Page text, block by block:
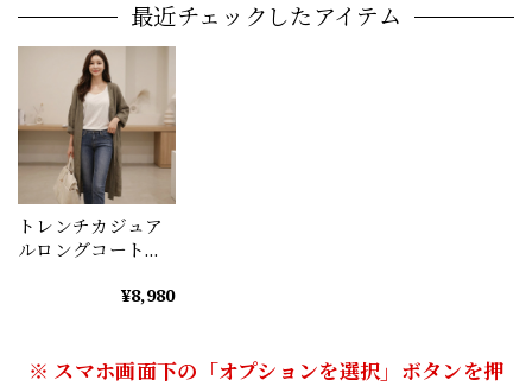
最近チェックしたアイテム
トレンチカジュア
ルロングコート
¥8,980
※ スマホ画面下の「オプションを選択」ボタンを押